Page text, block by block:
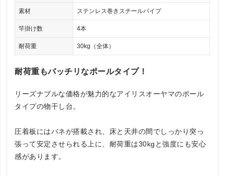
素材 ステンレス巻きスチールパイプ
竿掛け数 4本
耐荷重 30kg（全体）
耐荷重もバッチリなポールタイプ！
リーズナブルな価格が魅力的なアイリスオーヤマのポール
タイプの物干し台。
圧着板にはバネが搭載され、床と天井の間でしっかり突っ
張って安定させられる上に、耐荷重は30kgと強度にも安心
感があります。